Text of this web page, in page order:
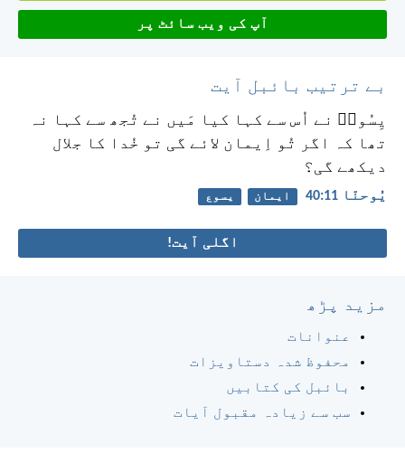
آپ کی ویب سائٹ پر
بے ترتیب بائبل آیت
یِسُوعؔ نے اُس سے کہا کیا مَیں نے تُجھ سے کہا نہ
تھا کہ اگر تُو اِیمان لائے گی تو خُدا کا جلال
دیکھے گی؟
یُوحنّا 11:‏40 ایمان یسوع
اگلی آیت!
مزید پڑھ
عنوانات
محفوظ شدہ دستاویزات
بائبل کی کتابیں
سب سے زیادہ مقبول آیات